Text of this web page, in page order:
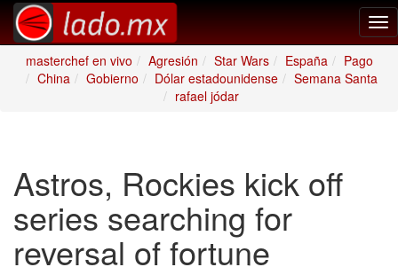
masterchef en vivo
Agresión Star Wars España
Pago
China
Gobierno Dólar estadounidense
Semana Santa
rafael jódar
Astros, Rockies kick off
series searching for
reversal of fortune